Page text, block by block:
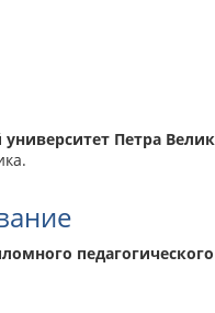
Петра